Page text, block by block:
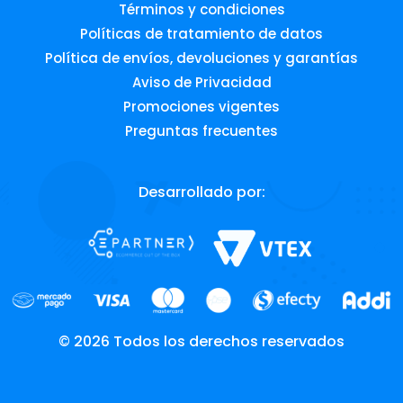
Términos y condiciones
Políticas de tratamiento de datos
Política de envíos, devoluciones y garantías
Aviso de Privacidad
Promociones vigentes
Preguntas frecuentes
Desarrollado por:
© 2026 Todos los derechos reservados